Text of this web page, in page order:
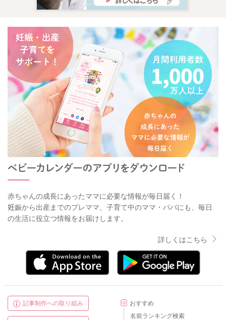
赤ちゃんの成長にあったママに必要な情報が毎日届く！
妊娠から出産までのプレママ、子育て中のママ・パパにも、毎日
の生活に役立つ情報をお届けします。
詳しくはこちら
記事制作への取り組み
おすすめ
名前ランキング検索